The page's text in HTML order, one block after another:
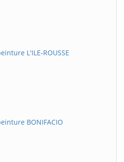
L'ILE-ROUSSE
BONIFACIO